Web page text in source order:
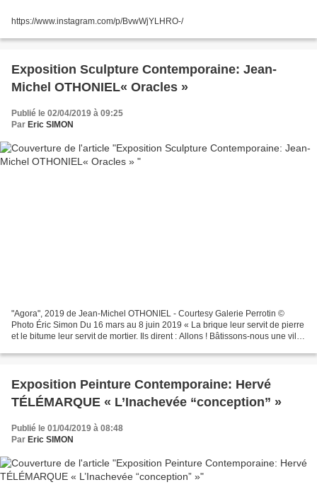
https://www.instagram.com/p/BvwWjYLHRO-/
Exposition Sculpture Contemporaine: Jean-
Michel OTHONIEL« Oracles »
Publié le 02/04/2019 à 09:25
Par Eric SIMON
"Agora", 2019 de Jean-Michel OTHONIEL - Courtesy Galerie Perrotin ©
Photo Éric Simon Du 16 mars au 8 juin 2019 « La brique leur servit de pierre
et le bitume leur servit de mortier. Ils dirent : Allons ! Bâtissons-nous une ville
Exposition Peinture Contemporaine: Hervé
TÉLÉMARQUE « L’Inachevée “conception” »
Publié le 01/04/2019 à 08:48
Par Eric SIMON